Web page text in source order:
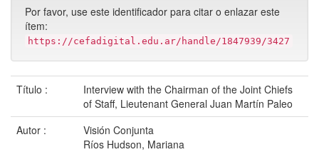
Por favor, use este identificador para citar o enlazar este
ítem:
https://cefadigital.edu.ar/handle/1847939/3427
Título :
Interview with the Chairman of the Joint Chiefs
of Staff, Lieutenant General Juan Martín Paleo
Autor :
Visión Conjunta
Ríos Hudson, Mariana